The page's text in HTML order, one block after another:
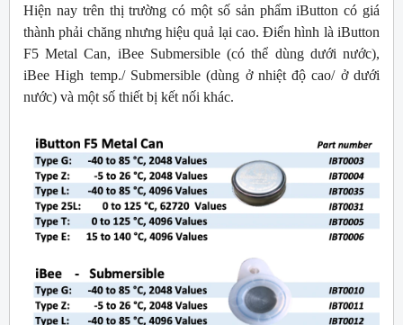
Hiện nay trên thị trường có một số sản phẩm iButton có giá
thành phải chăng nhưng hiệu quả lại cao. Điển hình là iButton
F5 Metal Can, iBee Submersible (có thể dùng dưới nước),
iBee High temp./ Submersible (dùng ở nhiệt độ cao/ ở dưới
nước) và một số thiết bị kết nối khác.